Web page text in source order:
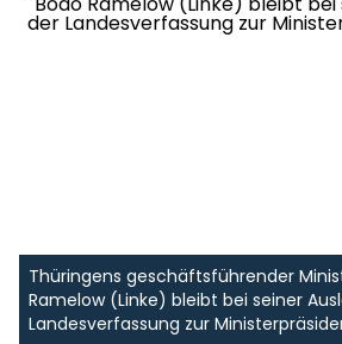
Thüringens geschäftsführender
Ramelow (Linke) bleibt bei seiner
Landesverfassung zur